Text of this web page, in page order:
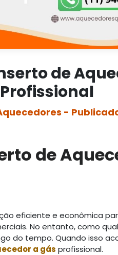
de
Profissional
-
de
eficiente e econômica
No entanto, como
do tempo. Quando isso
a gás profissional.